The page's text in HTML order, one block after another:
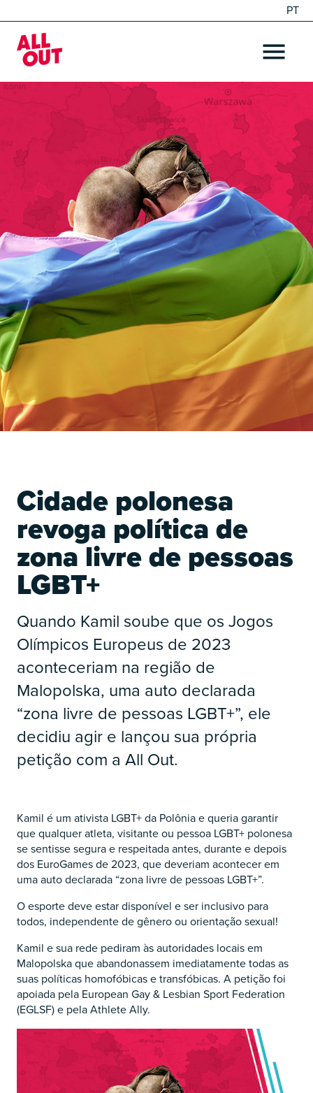
PT
Home
OPEN
Cidade polonesa
revoga política de
zona livre de pessoas
LGBT+
Quando Kamil soube que os Jogos
Olímpicos Europeus de 2023
aconteceriam na região de
Malopolska, uma auto declarada
“zona livre de pessoas LGBT+”, ele
decidiu agir e lançou sua própria
petição com a All Out.
Kamil é um ativista LGBT+ da Polônia e queria garantir
que qualquer atleta, visitante ou pessoa LGBT+ polonesa
se sentisse segura e respeitada antes, durante e depois
dos EuroGames de 2023, que deveriam acontecer em
uma auto declarada “zona livre de pessoas LGBT+”.
O esporte deve estar disponível e ser inclusivo para
todos, independente de gênero ou orientação sexual!
Kamil e sua rede pediram às autoridades locais em
Malopolska que abandonassem imediatamente todas as
suas políticas homofóbicas e transfóbicas. A petição foi
apoiada pela European Gay & Lesbian Sport Federation
(EGLSF) e pela Athlete Ally.